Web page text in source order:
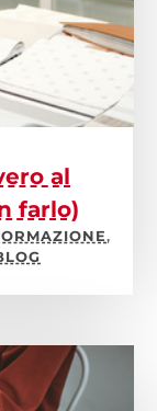
al
farlo)
,